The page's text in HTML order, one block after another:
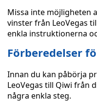
Missa inte möjligheten
vinster från LeoVegas
enkla instruktionerna
Förberedelser
Innan du kan påbörja
LeoVegas till Qiwi från
några enkla steg.